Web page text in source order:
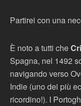
Partirei con una
È noto a tutti che
Spagna, nel 1492
navigando verso
Indie (uno dei più
ricordino!). I